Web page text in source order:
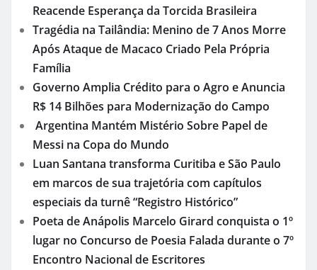
Reacende Esperança da Torcida Brasileira
Tragédia na Tailândia: Menino de 7 Anos Morre
Após Ataque de Macaco Criado Pela Própria
Família
Governo Amplia Crédito para o Agro e Anuncia
R$ 14 Bilhões para Modernização do Campo
Argentina Mantém Mistério Sobre Papel de
Messi na Copa do Mundo
Luan Santana transforma Curitiba e São Paulo
em marcos de sua trajetória com capítulos
especiais da turnê “Registro Histórico”
Poeta de Anápolis Marcelo Girard conquista o 1º
lugar no Concurso de Poesia Falada durante o 7º
Encontro Nacional de Escritores